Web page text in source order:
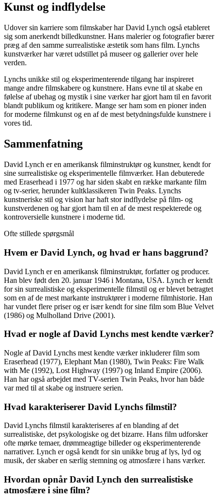
Kunst og indflydelse
Udover sin karriere som filmskaber har David Lynch også etableret
sig som anerkendt billedkunstner. Hans malerier og fotografier bærer
præg af den samme surrealistiske æstetik som hans film. Lynchs
kunstværker har været udstillet på museer og gallerier over hele
verden.
Lynchs unikke stil og eksperimenterende tilgang har inspireret
mange andre filmskabere og kunstnere. Hans evne til at skabe en
følelse af ubehag og mystik i sine værker har gjort ham til en favorit
blandt publikum og kritikere. Mange ser ham som en pioner inden
for moderne filmkunst og en af de mest betydningsfulde kunstnere i
vores tid.
Sammenfatning
David Lynch er en amerikansk filminstruktør og kunstner, kendt for
sine surrealistiske og eksperimentelle filmværker. Han debuterede
med Eraserhead i 1977 og har siden skabt en række markante film
og tv-serier, herunder kultklassikeren Twin Peaks. Lynchs
kunstneriske stil og vision har haft stor indflydelse på film- og
kunstverdenen og har gjort ham til en af de mest respekterede og
kontroversielle kunstnere i moderne tid.
Ofte stillede spørgsmål
Hvem er David Lynch, og hvad er hans baggrund?
David Lynch er en amerikansk filminstruktør, forfatter og producer.
Han blev født den 20. januar 1946 i Montana, USA. Lynch er kendt
for sin surrealistiske og eksperimentelle filmstil og er blevet betragtet
som en af de mest markante instruktører i moderne filmhistorie. Han
har vundet flere priser og er især kendt for sine film som Blue Velvet
(1986) og Mulholland Drive (2001).
Hvad er nogle af David Lynchs mest kendte værker?
Nogle af David Lynchs mest kendte værker inkluderer film som
Eraserhead (1977), Elephant Man (1980), Twin Peaks: Fire Walk
with Me (1992), Lost Highway (1997) og Inland Empire (2006).
Han har også arbejdet med TV-serien Twin Peaks, hvor han både
var med til at skabe og instruere serien.
Hvad karakteriserer David Lynchs filmstil?
David Lynchs filmstil karakteriseres af en blanding af det
surrealistiske, det psykologiske og det bizarre. Hans film udforsker
ofte mørke temaer, drømmeagtige billeder og eksperimenterende
narrativer. Lynch er også kendt for sin unikke brug af lys, lyd og
musik, der skaber en særlig stemning og atmosfære i hans værker.
Hvordan opnår David Lynch den surrealistiske
atmosfære i sine film?